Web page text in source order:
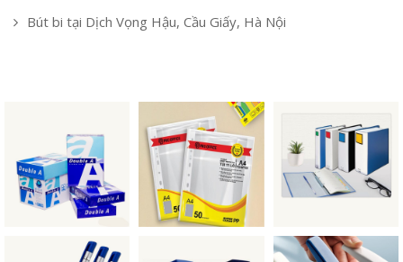
Bút bi tại Dịch Vọng Hậu, Cầu Giấy, Hà Nội